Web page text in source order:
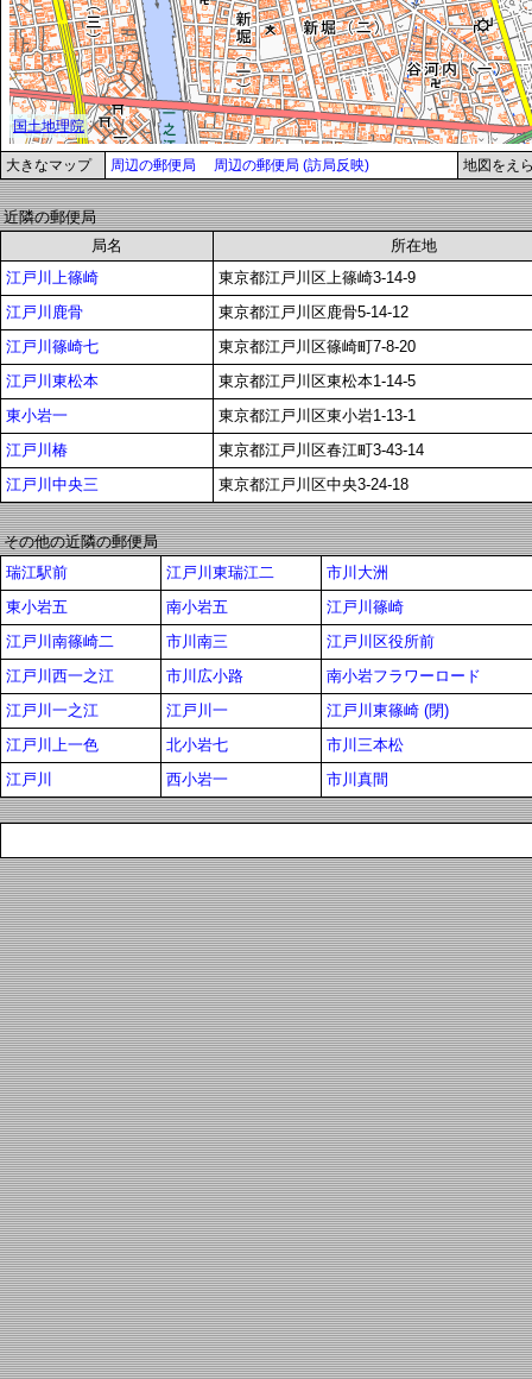
大きなマップ 周辺の郵便局 周辺の郵便局 (訪局反映) 地図をえ
近隣の郵便局
局名
所在地
江戸川上篠崎
東京都江戸川区上篠崎3-14-9
江戸川鹿骨
東京都江戸川区鹿骨5-14-12
江戸川篠崎七
東京都江戸川区篠崎町7-8-20
江戸川東松本
東京都江戸川区東松本1-14-5
東小岩一
東京都江戸川区東小岩1-13-1
江戸川椿
東京都江戸川区春江町3-43-14
江戸川中央三
東京都江戸川区中央3-24-18
その他の近隣の郵便局
瑞江駅前
江戸川東瑞江二
市川大洲
東小岩五
南小岩五
江戸川篠崎
江戸川南篠崎二
市川南三
江戸川区役所前
江戸川西一之江
市川広小路
南小岩フラワーロード
江戸川一之江
江戸川一
江戸川東篠崎 (閉)
江戸川上一色
北小岩七
市川三本松
江戸川
西小岩一 市川真間